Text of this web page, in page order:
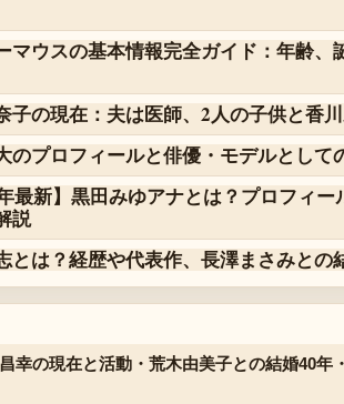
マウスの基本情報完全ガイド：年齢
子の現在：夫は医師、2人の子供と香
のプロフィールと俳優・モデルとして
年最新】黒田みゆアナとは？プロフィ
説
とは？経歴や代表作、長澤まさみとの
幸の現在と活動・荒木由美子との結婚40